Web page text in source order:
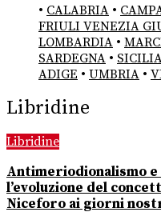
• CALABRIA •
FRIULI VENEZIA
LOMBARDIA •
SARDEGNA •
ADIGE • UMBRIA •
Libridine
Libridine
Antimeriodionalismo
l’evoluzione del
Niceforo ai giorni